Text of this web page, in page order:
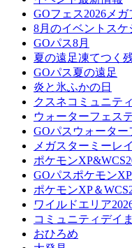
GOフェス2026メガ
8月のイベントスケ
GOパス8月
夏の遠足凍てつく
GOパス夏の遠足
炎と氷ふかの日
クスネコミュニテ
ウォーターフェス
GOパスウォーター
メガスターミーレ
ポケモン
GOパスポケモン
ポケモンXP＆
ワイルドエリア
コミュニティデイ
おひろめ